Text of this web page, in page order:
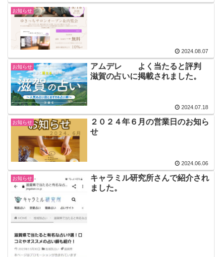
お知らせ
2024.08.07
お知らせ
アムデレ よく当たると評判
滋賀の占いに掲載されました。
2024.07.18
お知らせ
２０２４年６月の営業日のお知ら
せ
2024.06.06
お知らせ
キャラミル研究所さんで紹介され
ました。